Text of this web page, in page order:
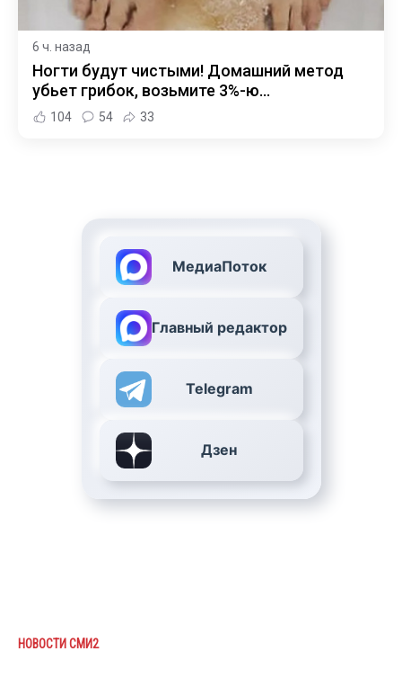
6 ч. назад
Ногти будут чистыми! Домашний метод
убьет грибок, возьмите 3%-ю…
104 54 33
МедиаПоток
Главный редактор
Telegram
Дзен
НОВОСТИ СМИ2